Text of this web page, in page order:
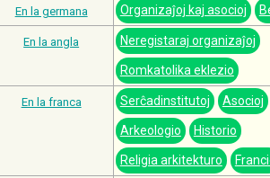
En la germana Organizaĵoj kaj asocioj
En la angla Neregistaraj organizaĵoj
Romkatolika eklezio
En la franca Serĉadinstitutoj Asocioj
Arkeologio Historio
Religia arkitekturo